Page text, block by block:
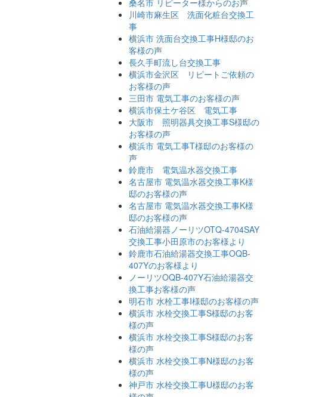
桑名市 リピーター様からのお声
川崎市麻生区 洗面化粧台交換工
事
横浜市 洗面台交換工事H様邸のお
客様の声
長久手町流し台交換工事
横浜市金沢区 リピートご依頼の
お客様の声
三田市 電気工事のお客様の声
横浜市保土ケ谷区 電気工事
大阪市 照明器具交換工事S様邸の
お客様の声
横浜市 電気工事T様邸のお客様の
声
鈴鹿市 電気温水器交換工事
名古屋市 電気温水器交換工事K様
邸のお客様の声
名古屋市 電気温水器交換工事K様
邸のお客様の声
石油給湯器ノーリツOTQ-4704SAY
交換工事小田原市のお客様より
鈴鹿市石油給湯器交換工事OQB-
407Yのお客様より
ノーリツOQB-407Y石油給湯器交
換工事お客様の声
明石市 水栓工事I様邸のお客様の声
横浜市 水栓交換工事S様邸のお客
様の声
横浜市 水栓交換工事S様邸のお客
様の声
横浜市 水栓交換工事N様邸のお客
様の声
神戸市 水栓交換工事U様邸のお客